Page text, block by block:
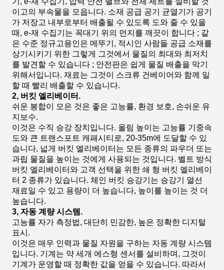
이고의 부속물을 모읍니다. 소재 공급 공기 균열기가 공기
가 저장고 내부로부터 배출될 수 있도록 도와 줄 수 있을
때, e-재 수집기는 꼭대기 위의 먼지를 깨끗이 합니다 ; 같
은 수준 정규고용인은 메뚜기, 적시인 사람들 공급 소재를
상기시키기 위한 그렇게 그것에서 물질의 최대와 최저치
를 발견할 수 있습니다 ; 안전판은 쉽게 물질 배출을 막기
위해서입니다. 재료는 그것이 스크류 건베이어와 함께 일
할 때 빨리 배출할 수 있습니다.
2, 버킷 엘리베이터.
쉬운 봉합이 모은 것은 좋은 고능률, 환경 보호, 손쉬운 유
지보수.
이것은 수직 승강 장치입니다. 올림 높이는 고능률 기중속
도와 큰 트랜스포트 캐패시티로, 20-35m에 도달할 수 있
습니다, 넓게 버킷 엘리베이터는 모든 종류의 파우더 또는
과립 물질을 높이는 것에게 사용되는 것입니다. 벨트 방식
버킷 엘리베이터와 고객 선택을 위한 쇄 형 버킷 엘리베이
터 2 종류가 있습니다. 체인 버킷 승강기는 승강기 열선
재료일 수 있고 용량이 더 높습니다, 높이를 높이는 것 더
높습니다.
3, 자동 계량 시스템.
고능률 자가 측정법, 대단히 민감한, 높은 정확한 디지털
표시.
이것은 매우 인력과 물질 자원을 구하는 자동 계량 시스템
입니다. 기계는 약 세개 에스형 센서를 설비하며, 그것이
기계가 운영할 때 정확한 값을 얻을 수 있습니다. 따라서